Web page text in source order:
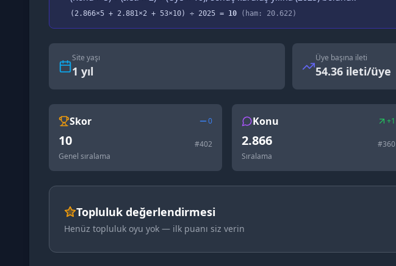
( 2.866×5 + 2.881×2 + 53×10) ÷ 2025 = 10 (ham: 20.622)
Site yaşı
1 yıl
Üye başına ileti
54.36 ileti/üye
Skor 0
10 #402
Genel sıralama
Konu +1
2.866 #360
Sıralama
Topluluk değerlendirmesi
Henüz topluluk oyu yok — ilk puanı siz verin